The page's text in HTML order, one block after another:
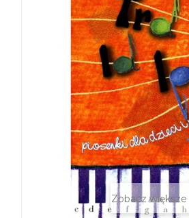
Zobacz większe